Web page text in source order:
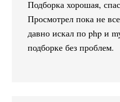
Подборка хорошая,
Просмотрел пока не
давно искал по php и
подборке без проблем.